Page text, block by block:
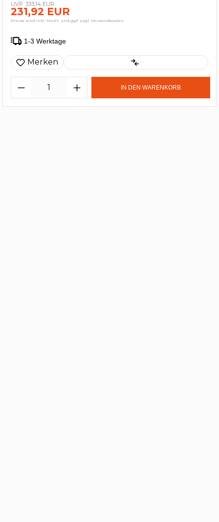
333,14 EUR
231,92 EUR
Preise sind inkl. MwSt. und ggf. zzgl. Versandkosten
1-3 Werktage
Merken
IN DEN WARENKORB